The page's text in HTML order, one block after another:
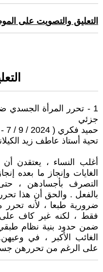
التعليق والتصويت على
1 - تحرر المرأة
جزئي
حميد فكري ( 2024 / 9 / 7 - 14:46 )
تحية أستاذ عاطف زيد
أغلب النساء ، يعتقدن
الغايات وإنجاز ما بعده
التصرف بأجسادهن ،
بالفعل . والحق أن هذا
ضرورية طبعا ، لأنه
فقط ، لكنه غير كاف على
ضمن حدود بنية نظام
الغائب الأكبر ، في
على الرغم من تحررهن